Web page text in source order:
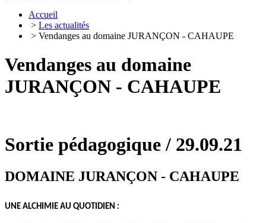
Accueil
> Les actualités
> Vendanges au domaine JURANÇON - CAHAUPE
Vendanges au domaine
JURANÇON - CAHAUPE
Sortie pédagogique / 29.09.21
DOMAINE JURANÇON - CAHAUPE
UNE ALCHIMIE AU QUOTIDIEN :